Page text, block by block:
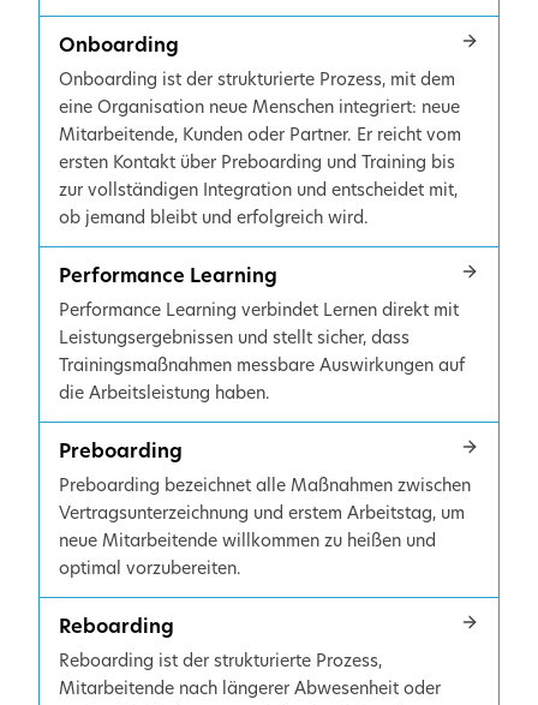
Onboarding
Onboarding ist der strukturierte Prozess, mit dem
eine Organisation neue Menschen integriert: neue
Mitarbeitende, Kunden oder Partner. Er reicht vom
ersten Kontakt über Preboarding und Training bis
zur vollständigen Integration und entscheidet mit,
ob jemand bleibt und erfolgreich wird.
Performance Learning
Performance Learning verbindet Lernen direkt mit
Leistungsergebnissen und stellt sicher, dass
Trainingsmaßnahmen messbare Auswirkungen auf
die Arbeitsleistung haben.
Preboarding
Preboarding bezeichnet alle Maßnahmen zwischen
Vertragsunterzeichnung und erstem Arbeitstag, um
neue Mitarbeitende willkommen zu heißen und
optimal vorzubereiten.
Reboarding
Reboarding ist der strukturierte Prozess,
Mitarbeitende nach längerer Abwesenheit oder